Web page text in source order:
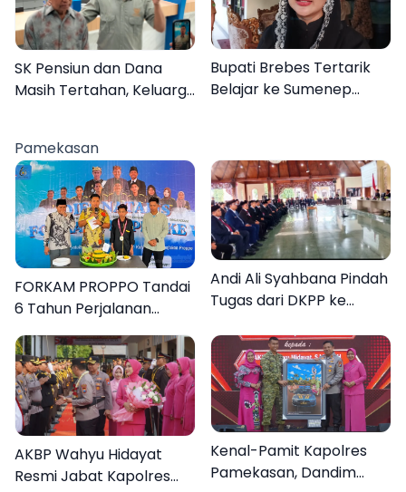
SK Pensiun dan Dana
Masih Tertahan, Keluarga
Bupati Brebes Tertarik
Belajar ke Sumenep
Pamekasan
FORKAM PROPPO Tandai
6 Tahun Perjalanan
dengan Peluncuran Mars,
Hymne, dan Buku
Organisasi
Andi Ali Syahbana Pindah
Tugas dari DKPP ke
AKBP Wahyu Hidayat
Resmi Jabat Kapolres
Kenal-Pamit Kapolres
Pamekasan, Dandim